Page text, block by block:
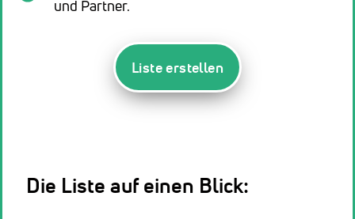
und Partner.
Liste erstellen
Die Liste auf einen Blick: